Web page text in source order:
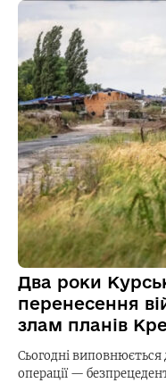
Два роки
перенесення
злам планів
Сьогодні виповнюється
операції —